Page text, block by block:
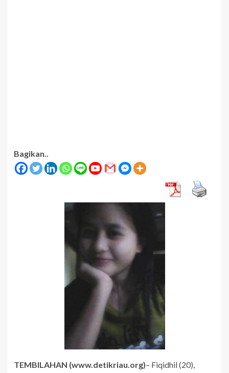
Bagikan..
TEMBILAHAN (www.detikriau.org)– Fiqidhil (20),